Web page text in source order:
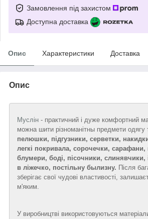
Замовлення під захистом
Доступна доставка
Опис Характеристики Доставка
Опис
Муслін - практичний і дуже комфортний
можна шити різноманітны предмети одягу
пелюшки, підгузники, серветки,
легкі покривала, сорочечки, сарафани,
блумери, боді, пісочники, слинявчики,
в ліжечко, постільну былизну. Після
зберігає свої чудові властивості,
м'яким.
У виробництві використовуються